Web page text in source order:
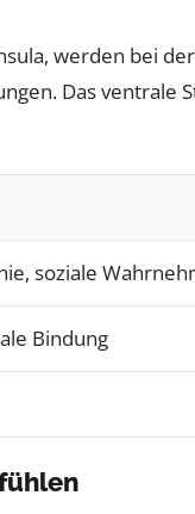
werden bei
Das ventrale
soziale
Bindung